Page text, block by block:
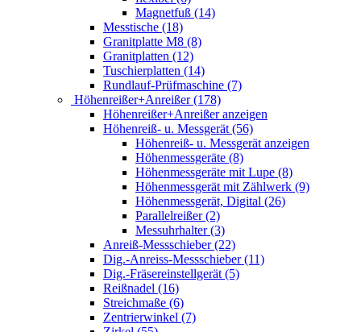
Magnetfuß (14)
Messtische (18)
Granitplatte M8 (8)
Granitplatten (12)
Tuschierplatten (14)
Rundlauf-Prüfmaschine (7)
Höhenreißer+Anreißer (178)
Höhenreißer+Anreißer anzeigen
Höhenreiß- u. Messgerät (56)
Höhenreiß- u. Messgerät anzeigen
Höhenmessgeräte (8)
Höhenmessgeräte mit Lupe (8)
Höhenmessgerät mit Zählwerk (9)
Höhenmessgerät, Digital (26)
Parallelreißer (2)
Messuhrhalter (3)
Anreiß-Messschieber (22)
Dig.-Anreiss-Messschieber (11)
Dig.-Fräsereinstellgerät (5)
Reißnadel (16)
Streichmaße (6)
Zentrierwinkel (7)